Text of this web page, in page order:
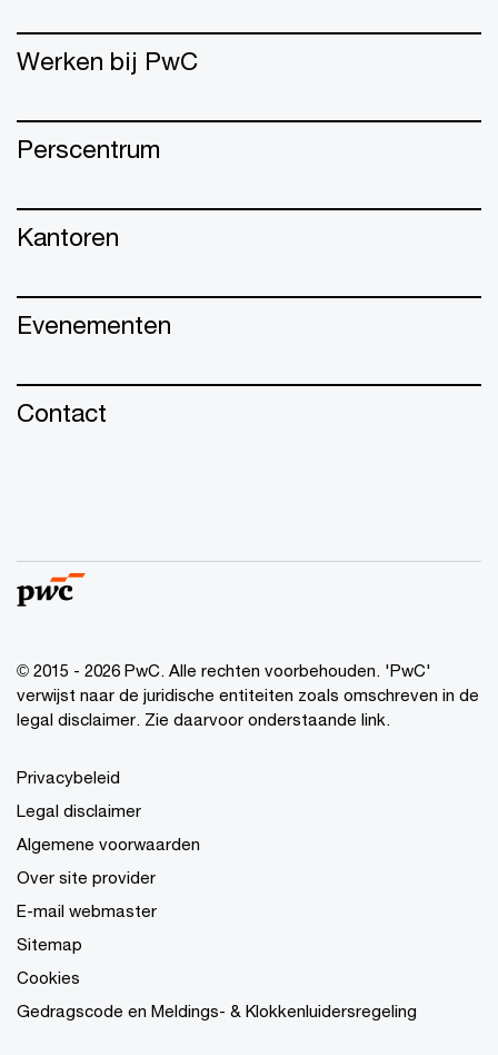
Werken bij PwC
Perscentrum
Kantoren
Evenementen
Contact
© 2015 - 2026 PwC. Alle rechten voorbehouden. 'PwC'
verwijst naar de juridische entiteiten zoals omschreven in de
legal disclaimer. Zie daarvoor onderstaande link.
Privacybeleid
Legal disclaimer
Algemene voorwaarden
Over site provider
E-mail webmaster
Sitemap
Cookies
Gedragscode en Meldings- & Klokkenluidersregeling